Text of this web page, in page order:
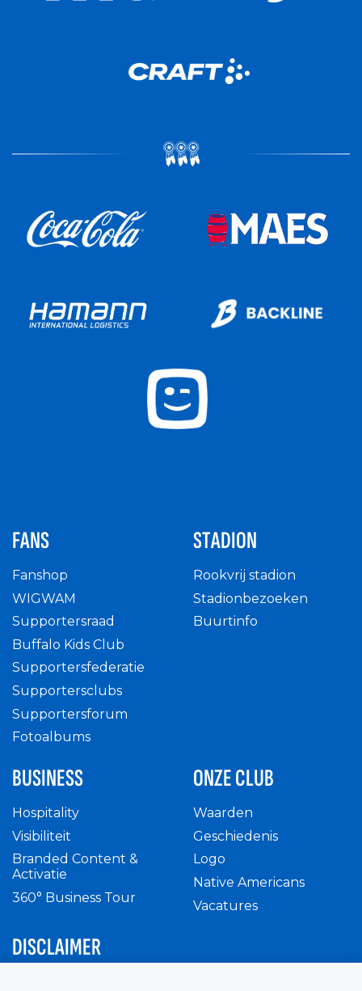
FANS
Fanshop
WIGWAM
Supportersraad
Buffalo Kids Club
Supportersfederatie
Supportersclubs
Supportersforum
Fotoalbums
STADION
Rookvrij stadion
Stadionbezoeken
Buurtinfo
BUSINESS
Hospitality
Visibiliteit
Branded Content &
Activatie
360° Business Tour
ONZE CLUB
Waarden
Geschiedenis
Logo
Native Americans
Vacatures
DISCLAIMER